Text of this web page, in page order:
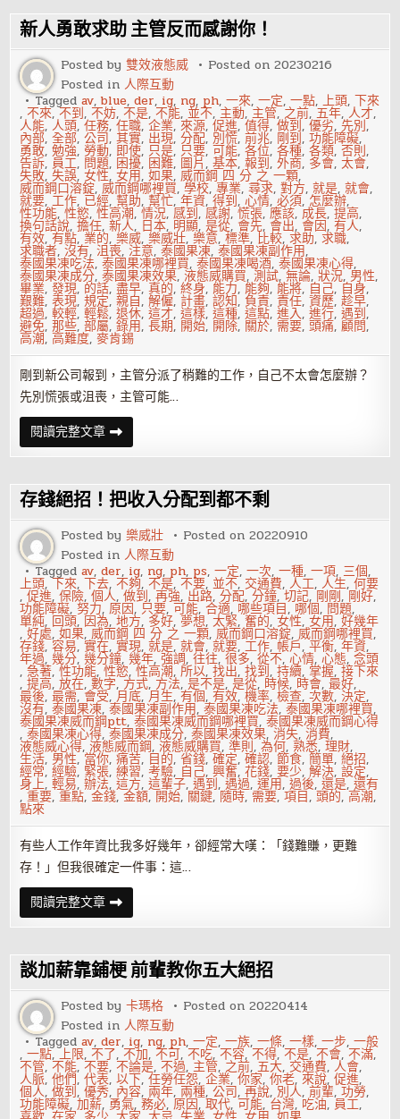
好，
比
入
對
行
更
重
要
新人勇敢求助 主管反而感謝你！
Posted by雙效液態威 Posted on20230216
Posted in人際互動
Taggedav,blue,der, ig, ng, ph,一來,一定,一點,上頭,下來
,不來,不到,不妨,不是,不能,並不,主動,主管, 之前,五年,人才,
人能,人頭,任務,任職,企業,來源,促進,值得,做到,優劣,先別,
內部,全部,公司,其實, 出現,分配, 別慌,前兆, 剛到,功能障礙,
勇敢,勉強, 勞動, 即使, 只是, 只要,可能,各位,各種,各類,否則,
告訴, 員工, 問題, 困擾, 困難, 圖片,基本,報到,外商, 多會,太會,
失敗,失誤,女性,女用,如果,威而鋼 四 分 之 一顆,
威而鋼口溶錠,威而鋼哪裡買,學校,專業,尋求,對方,就是,就會,
就要,工作, 已經,幫助,幫忙,年資,得到,心情,必須, 怎麼辦,
性功能,性慾,性高潮,情況,感到,感謝,慌張,應該, 成長,提高,
換句話說,擔任,新人, 日本, 明顯,是從, 會先, 會出, 會因,有人,
有效,有點, 業的,樂威,樂威壯,樂意,標準, 比較,求助,求職,
求職者,沒有,沮喪, 注意,泰國果凍,泰國果凍副作用,
泰國果凍吃法,泰國果凍哪裡買,泰國果凍喝酒,泰國果凍心得,
泰國果凍成分,泰國果凍效果,液態威購買,測試,無論,狀況, 男性,
畢業,發現, 的話,盡早,真的,終身, 能力,能夠,能將, 自己, 自身,
艱難,表現,規定,親自,解僱, 計畫,認知, 負責,責任,資歷,趁早,
超過,較輕,輕鬆,退休,這才,這樣,這種,這點,進入,進行,遇到,
避免,那些,部屬,錄用,長期, 開始, 開除, 關於, 需要,頭痛,顧問,
高潮,高難度,麥肯錫
剛到新公司報到，主管分派了稍難的工作，自己不太會怎麼辦？
先別慌張或沮喪，主管可能…
閱讀完整文章新
人
勇
求
助
主
管
反
而
感
謝
你！
存錢絕招！把收入分配到都不剩
Posted by樂威壯 Posted on20220910
Posted in人際互動
Taggedav,der, ig, ng, ph, ps,一定,一次,一種,一項, 三個,
上頭,下來,下去,不夠,不是,不要,並不, 交通費,人工,人生,何要
,促進,保險,個人,做到,再強, 出路,分配,分鐘,切記, 剛剛, 剛好,
功能障礙,努力,原因, 只要,可能,合適, 哪些項目, 哪個, 問題,
單純, 回頭, 因為,地方, 多好,夢想,太緊,奮的,女性,女用,好幾年
,好處,如果,威而鋼 四 分 之 一顆,威而鋼口溶錠,威而鋼哪裡買,
存錢,容易,實在,實現,就是,就會,就要,工作, 帳戶,平衡,年資,
年過,幾分,幾分鐘,幾年,強調,往往,很多,從不,心情,心態,念頭
,急著,性功能,性慾,性高潮,所以,找出,找到,持續,掌握,接下來
,提高,放在,數字, 方式, 方法,是不是,是從, 時候, 時會,最好,
最後,最需, 會受, 月底, 月生,有個,有效,機率,檢查,次數,決定,
沒有,泰國果凍,泰國果凍副作用,泰國果凍吃法,泰國果凍哪裡買,
泰國果凍威而鋼ptt,泰國果凍威而鋼哪裡買,泰國果凍威而鋼心得
,泰國果凍心得,泰國果凍成分,泰國果凍效果,消失,消費,
液態威心得,液態威而鋼,液態威購買,準則,為何,熟悉,理財,
生活, 男性, 當你,痛苦, 目的,省錢,確定,確認,節食,簡單,絕招,
經常,經驗, 緊張,練習,考驗, 自己,興奮,花錢,要少,解決,設定,
身上,輕易,辦法,這方,這輩子,遇到,遇過,運用,過後,還是,還有
,重要,重點,金錢,金額, 開始, 關鍵, 隨時, 需要,項目,頭的,高潮,
點來
有些人工作年資比我多好幾年，卻經常大嘆：「錢難賺，更難
存！」但我很確定一件事：這…
閱讀完整文章存
錢
絕
把
收
入
分
配
到
都
不
剩
談加薪靠鋪梗 前輩教你五大絕招
Posted by卡瑪格 Posted on20220414
Posted in人際互動
Taggedav,der, ig, ng, ph,一定,一族,一條,一樣,一步,一般
,一點,上限,不了,不加,不可,不吃,不容,不得,不是,不會,不滿,
不管,不能,不要,不論是,不過,主管, 之前,五大, 交通費,人會,
人脈,他們,代表,以下,任勞任怨,企業,你家,你老,來說,促進,
個人,做到,優秀, 內容, 兩年, 兩種,公司,再說, 別人,前輩,功勞,
功能障礙,加薪, 勇氣,務必,原因,取代,可能, 台灣, 吃油, 員工,